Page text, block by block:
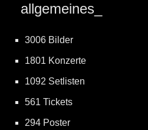
allgemeines_
3006 Bilder
1801 Konzerte
1092 Setlisten
561 Tickets
294 Poster